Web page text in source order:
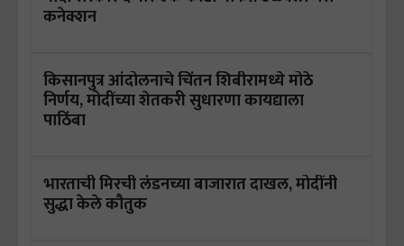
कनेक्शन
किसानपुत्र आंदोलनाचे चिंतन शिबीरामध्ये मोठे
निर्णय, मोदींच्या शेतकरी सुधारणा कायद्याला
पाठिंबा
भारताची मिरची लंडनच्या बाजारात दाखल, मोदींनी
सुद्धा केले कौतुक